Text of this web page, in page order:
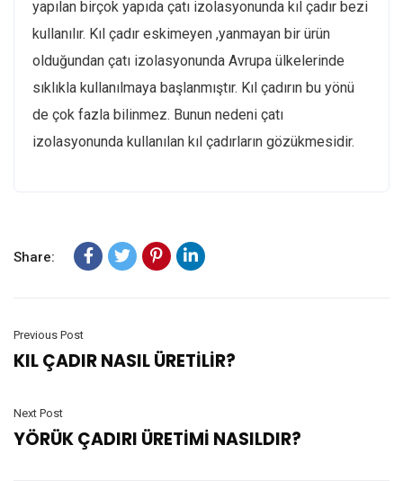
yapılan birçok yapıda çatı izolasyonunda kıl çadır bezi
kullanılır. Kıl çadır eskimeyen ,yanmayan bir ürün
olduğundan çatı izolasyonunda Avrupa ülkelerinde
sıklıkla kullanılmaya başlanmıştır. Kıl çadırın bu yönü
de çok fazla bilinmez. Bunun nedeni çatı
izolasyonunda kullanılan kıl çadırların gözükmesidir.
Share:
Previous Post
KIL ÇADIR NASIL ÜRETİLİR?
Next Post
YÖRÜK ÇADIRI ÜRETİMİ NASILDIR?